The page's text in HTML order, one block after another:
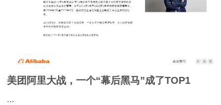
美团阿里大战，一个“幕后黑马”成了TOP1
...